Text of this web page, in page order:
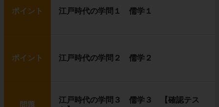
ポイント 江戸時代の学問１ 儒学１
ポイント 江戸時代の学問２ 儒学２
問題
江戸時代の学問３ 儒学３ 【確認テス